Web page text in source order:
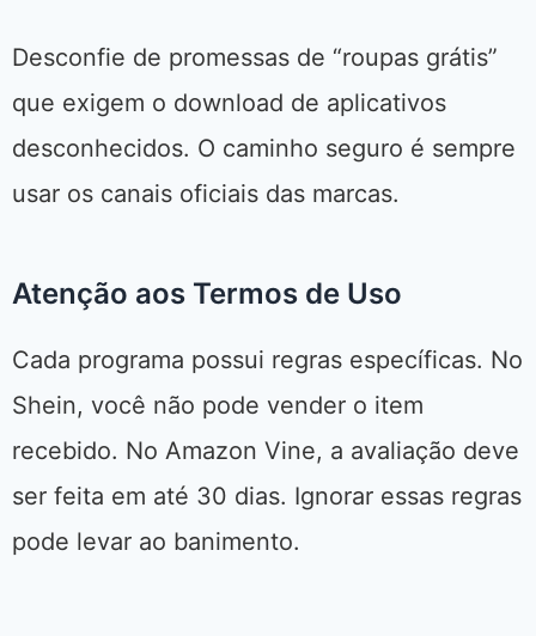
Desconfie de promessas de “roupas grátis”
que exigem o download de aplicativos
desconhecidos. O caminho seguro é sempre
usar os canais oficiais das marcas.
Atenção aos Termos de Uso
Cada programa possui regras específicas. No
Shein, você não pode vender o item
recebido. No Amazon Vine, a avaliação deve
ser feita em até 30 dias. Ignorar essas regras
pode levar ao banimento.